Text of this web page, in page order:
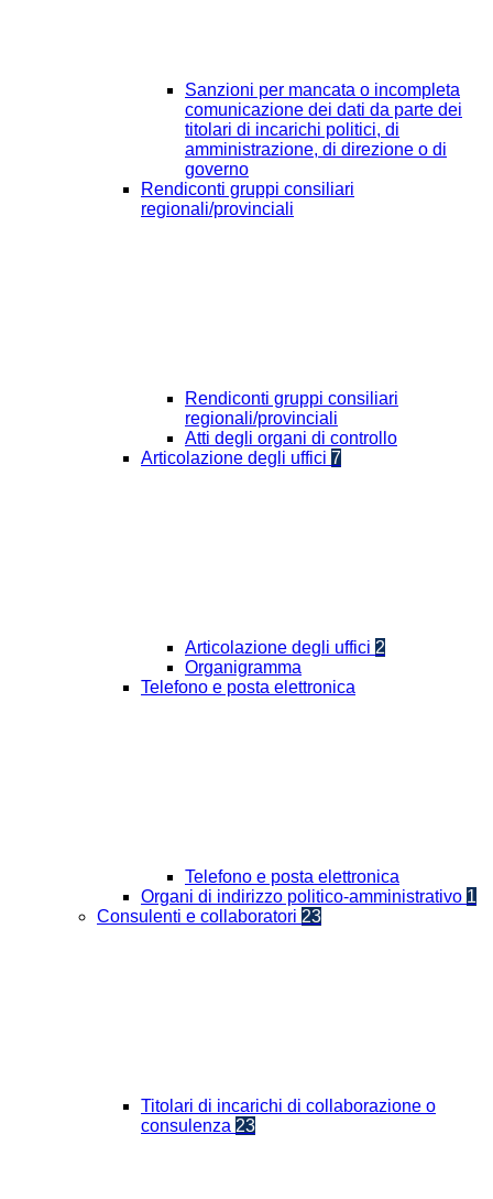
Sanzioni per mancata o incompleta
comunicazione dei dati da parte dei
titolari di incarichi politici, di
amministrazione, di direzione o di
governo
Rendiconti gruppi consiliari
regionali/provinciali
Rendiconti gruppi consiliari
regionali/provinciali
Atti degli organi di controllo
Articolazione degli uffici 7
Articolazione degli uffici 2
Organigramma
Telefono e posta elettronica
Telefono e posta elettronica
Organi di indirizzo politico-amministrativo 1
Consulenti e collaboratori 23
Titolari di incarichi di collaborazione o
consulenza 23